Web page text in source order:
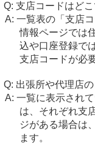
支店コードはど
一覧表の「支店
情報ページでは
込や口座登録で
支店コードが必
出張所や代理店
一覧に表示され
は、それぞれ支
ジがある場合は
ます。